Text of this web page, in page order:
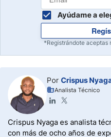
Ayúdame a
*Registrándote aceptas
Por Crispus
Analista Técnico
Crispus Nyaga es analista
con más de ocho años de